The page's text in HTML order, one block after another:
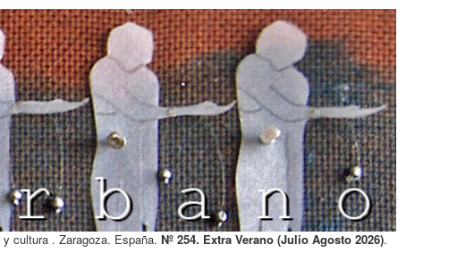
cultura . Zaragoza. España. Nº 254. Extra Verano (Julio Agosto 2026).